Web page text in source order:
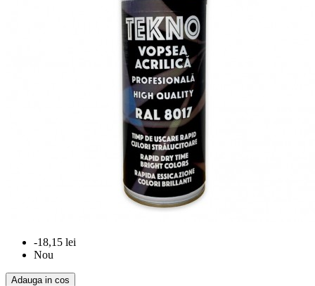
-18,15 lei
Nou
Adauga in cos